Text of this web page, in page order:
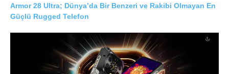
Armor 28 Ultra; Dünya’da Bir Benzeri ve Rakibi Olmayan En
Güçlü Rugged Telefon